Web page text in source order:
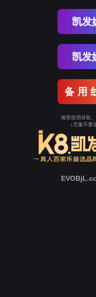
该页
页面自动
返回9001cc以诚